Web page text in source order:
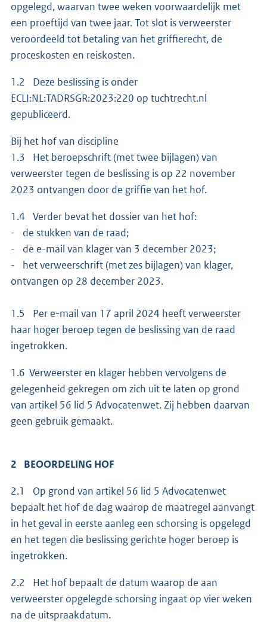
opgelegd, waarvan twee weken voorwaardelijk met
een proeftijd van twee jaar. Tot slot is verweerster
veroordeeld tot betaling van het griffierecht, de
proceskosten en reiskosten.
1.2 Deze beslissing is onder
ECLI:NL:TADRSGR:2023:220 op tuchtrecht.nl
gepubliceerd.
Bij het hof van discipline
1.3 Het beroepschrift (met twee bijlagen) van
verweerster tegen de beslissing is op 22 november
2023 ontvangen door de griffie van het hof.
1.4 Verder bevat het dossier van het hof:
- de stukken van de raad;
- de e-mail van klager van 3 december 2023;
- het verweerschrift (met zes bijlagen) van klager,
ontvangen op 28 december 2023.
1.5 Per e-mail van 17 april 2024 heeft verweerster
haar hoger beroep tegen de beslissing van de raad
ingetrokken.
1.6 Verweerster en klager hebben vervolgens de
gelegenheid gekregen om zich uit te laten op grond
van artikel 56 lid 5 Advocatenwet. Zij hebben daarvan
geen gebruik gemaakt.
2 BEOORDELING HOF
2.1 Op grond van artikel 56 lid 5 Advocatenwet
bepaalt het hof de dag waarop de maatregel aanvangt
in het geval in eerste aanleg een schorsing is opgelegd
en het tegen die beslissing gerichte hoger beroep is
ingetrokken.
2.2 Het hof bepaalt de datum waarop de aan
verweerster opgelegde schorsing ingaat op vier weken
na de uitspraakdatum.